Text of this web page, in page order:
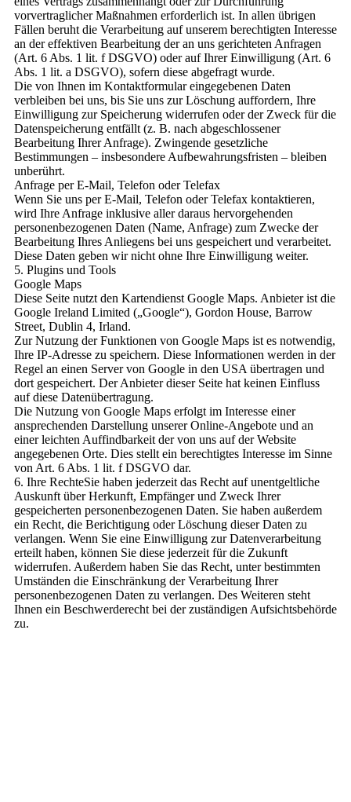
vorvertraglicher Maßnahmen erforderlich ist. In allen übrigen
Fällen beruht die Verarbeitung auf unserem berechtigten Interesse
an der effektiven Bearbeitung der an uns gerichteten Anfragen
(Art. 6 Abs. 1 lit. f DSGVO) oder auf Ihrer Einwilligung (Art. 6
Abs. 1 lit. a DSGVO), sofern diese abgefragt wurde.
Die von Ihnen im Kontaktformular eingegebenen Daten
verbleiben bei uns, bis Sie uns zur Löschung auffordern, Ihre
Einwilligung zur Speicherung widerrufen oder der Zweck für die
Datenspeicherung entfällt (z. B. nach abgeschlossener
Bearbeitung Ihrer Anfrage). Zwingende gesetzliche
Bestimmungen – insbesondere Aufbewahrungsfristen – bleiben
unberührt.
Anfrage per E-Mail, Telefon oder Telefax
Wenn Sie uns per E-Mail, Telefon oder Telefax kontaktieren,
wird Ihre Anfrage inklusive aller daraus hervorgehenden
personenbezogenen Daten (Name, Anfrage) zum Zwecke der
Bearbeitung Ihres Anliegens bei uns gespeichert und verarbeitet.
Diese Daten geben wir nicht ohne Ihre Einwilligung weiter.
5. Plugins und Tools
Google Maps
Diese Seite nutzt den Kartendienst Google Maps. Anbieter ist die
Google Ireland Limited („Google“), Gordon House, Barrow
Street, Dublin 4, Irland.
Zur Nutzung der Funktionen von Google Maps ist es notwendig,
Ihre IP-Adresse zu speichern. Diese Informationen werden in der
Regel an einen Server von Google in den USA übertragen und
dort gespeichert. Der Anbieter dieser Seite hat keinen Einfluss
auf diese Datenübertragung.
Die Nutzung von Google Maps erfolgt im Interesse einer
ansprechenden Darstellung unserer Online-Angebote und an
einer leichten Auffindbarkeit der von uns auf der Website
angegebenen Orte. Dies stellt ein berechtigtes Interesse im Sinne
von Art. 6 Abs. 1 lit. f DSGVO dar.
6. Ihre RechteSie haben jederzeit das Recht auf unentgeltliche
Auskunft über Herkunft, Empfänger und Zweck Ihrer
gespeicherten personenbezogenen Daten. Sie haben außerdem
ein Recht, die Berichtigung oder Löschung dieser Daten zu
verlangen. Wenn Sie eine Einwilligung zur Datenverarbeitung
erteilt haben, können Sie diese jederzeit für die Zukunft
widerrufen. Außerdem haben Sie das Recht, unter bestimmten
Umständen die Einschränkung der Verarbeitung Ihrer
personenbezogenen Daten zu verlangen. Des Weiteren steht
Ihnen ein Beschwerderecht bei der zuständigen Aufsichtsbehörde
zu.